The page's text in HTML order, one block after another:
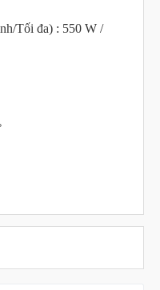
Tối đa) : 550 W /